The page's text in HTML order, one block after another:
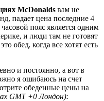
McDonalds вам не
падает цена последние 4
пояс является одним
и люди там не готовят
обед, когда все хотят есть
и постоянно, а вот в
я ошибаюсь на счет
обеденные цены на
GMT +0 Лондон):